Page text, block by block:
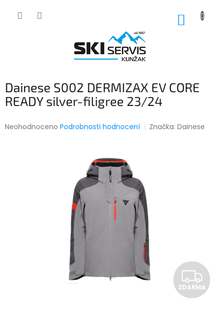
Dainese S002 DERMIZAX EV CORE
READY silver-filigree 23/24
Průměrné
Neohodnoceno Podrobnosti hodnocení Značka:Dainese
Z
D
ZDARMA